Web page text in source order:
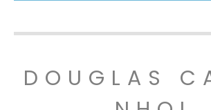
DOUGLAS